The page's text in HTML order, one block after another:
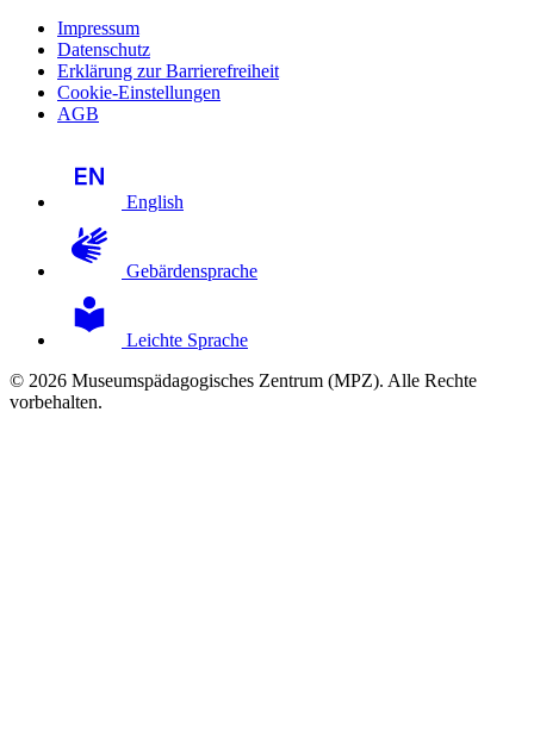
Impressum
Datenschutz
Erklärung zur Barrierefreiheit
Cookie-Einstellungen
AGB
English
Gebärdensprache
Leichte Sprache
© 2026 Museumspädagogisches Zentrum (MPZ). Alle Rechte
vorbehalten.